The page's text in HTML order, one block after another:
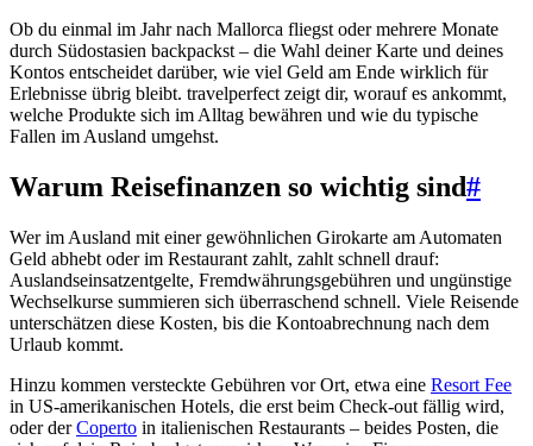
Ob du einmal im Jahr nach Mallorca fliegst oder mehrere Monate
durch Südostasien backpackst – die Wahl deiner Karte und deines
Kontos entscheidet darüber, wie viel Geld am Ende wirklich für
Erlebnisse übrig bleibt. travelperfect zeigt dir, worauf es ankommt,
welche Produkte sich im Alltag bewähren und wie du typische
Fallen im Ausland umgehst.
Warum Reisefinanzen so wichtig sind#
Wer im Ausland mit einer gewöhnlichen Girokarte am Automaten
Geld abhebt oder im Restaurant zahlt, zahlt schnell drauf:
Auslandseinsatzentgelte, Fremdwährungsgebühren und ungünstige
Wechselkurse summieren sich überraschend schnell. Viele Reisende
unterschätzen diese Kosten, bis die Kontoabrechnung nach dem
Urlaub kommt.
Hinzu kommen versteckte Gebühren vor Ort, etwa eine Resort Fee
in US-amerikanischen Hotels, die erst beim Check-out fällig wird,
oder derCoperto in italienischen Restaurants – beides Posten, die